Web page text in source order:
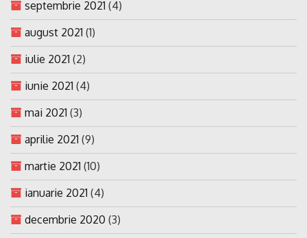
septembrie 2021 (4)
august 2021 (1)
iulie 2021 (2)
iunie 2021 (4)
mai 2021 (3)
aprilie 2021 (9)
martie 2021 (10)
ianuarie 2021 (4)
decembrie 2020 (3)